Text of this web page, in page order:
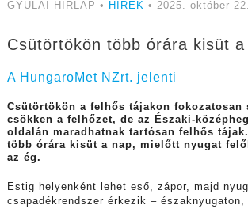
GYULAI HÍRLAP • HÍREK • 2025. október
Csütörtökön több órára kisüt a
A HungaroMet NZrt. jelenti
Csütörtökön a felhős tájakon fokozatosan
csökken a felhőzet, de az Északi-
oldalán maradhatnak tartósan felhős
több órára kisüt a nap, mielőtt nyugat
az ég.
Estig helyenként lehet eső, zápor, majd
csapadékrendszer érkezik –